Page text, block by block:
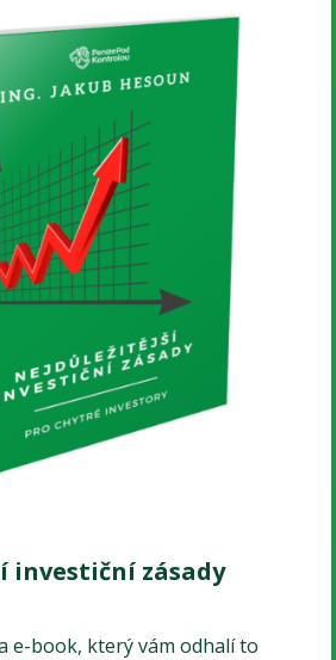
investiční zásady
e-book, který vám odhalí to